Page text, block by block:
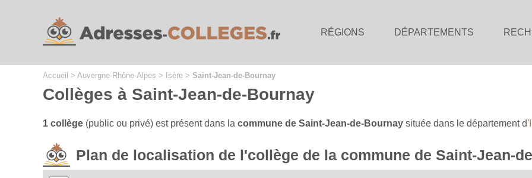
RÉGIONS DÉPARTEMENTS
Accueil > Auvergne-Rhône-Alpes > Isère > Saint-Jean-de-Bournay
Collèges à Saint-Jean-de-Bournay
1 collège (public ou privé) est présent dans la commune de Saint-Jean-de-Bournay située dans le département d'
Plan de localisation de l'collège de la commune de Saint-Jean-